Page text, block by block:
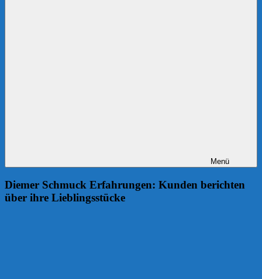
Menü
Diemer Schmuck Erfahrungen: Kunden berichten
über ihre Lieblingsstücke